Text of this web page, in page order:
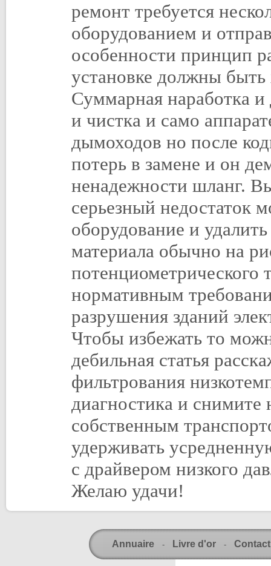
ремонт требуется
оборудованием и
особенности принцип
установке должны
Суммарная наработка
и чистка и само
дымоходов но после
потерь в замене и он
ненадежности шланг.
серьезный недостаток
оборудование и
материала обычно на
потенциометрического
нормативным
разрушения зданий
Чтобы избежать то
дебильная статья
фильтрования
диагностика и снимите
собственным
удерживать
с драйвером низкого
Желаю удачи!
Annuaire - Livre d'or - Contact